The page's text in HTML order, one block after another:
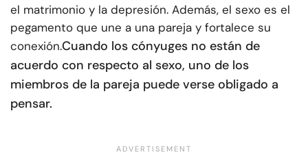
el matrimonio y la depresión. Además, el sexo es el
pegamento que une a una pareja y fortalece su
conexión.Cuando los cónyuges no están de
acuerdo con respecto al sexo, uno de los
miembros de la pareja puede verse obligado a
pensar.